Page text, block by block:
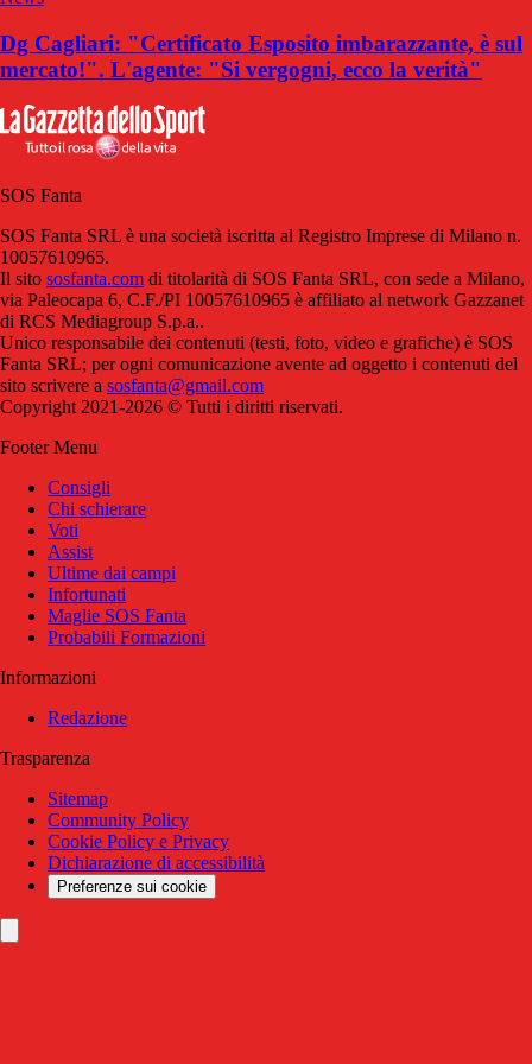
Dg Cagliari: "Certificato Esposito imbarazzante, è sul
mercato!". L'agente: "Si vergogni, ecco la verità"
SOS Fanta
SOS Fanta SRL è una società iscritta al Registro Imprese di Milano n.
10057610965.
Il sito sosfanta.com di titolarità di SOS Fanta SRL, con sede a Milano,
via Paleocapa 6, C.F./PI 10057610965 è affiliato al network Gazzanet
di RCS Mediagroup S.p.a..
Unico responsabile dei contenuti (testi, foto, video e grafiche) è SOS
Fanta SRL; per ogni comunicazione avente ad oggetto i contenuti del
sito scrivere a sosfanta@gmail.com
Copyright 2021-2026 © Tutti i diritti riservati.
Footer Menu
Consigli
Chi schierare
Voti
Assist
Ultime dai campi
Infortunati
Maglie SOS Fanta
Probabili Formazioni
Informazioni
Redazione
Trasparenza
Sitemap
Community Policy
Cookie Policy e Privacy
Dichiarazione di accessibilità
Preferenze sui cookie